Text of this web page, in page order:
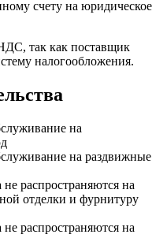
счету на юридическое
так как поставщик
налогообложения.
на
на раздвижные
не распространяются на
отделки и фурнитуру
не распространяются на